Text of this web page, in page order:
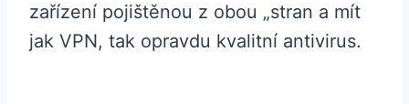
zařízení pojištěnou z obou „stran a mít
jak VPN, tak opravdu kvalitní antivirus.